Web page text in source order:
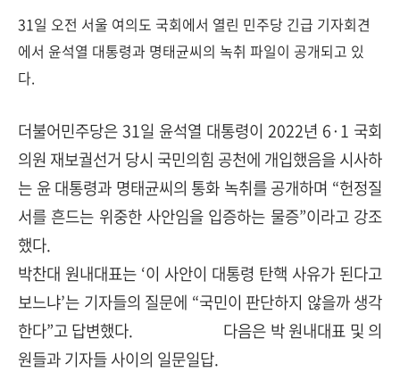
31일 오전 서울 여의도 국회에서 열린 민주당 긴급 기자회견
에서 윤석열 대통령과 명태균씨의 녹취 파일이 공개되고 있
다.
더불어민주당은 31일 윤석열 대통령이 2022년 6·1 국회
의원 재보궐선거 당시 국민의힘 공천에 개입했음을 시사하
는 윤 대통령과 명태균씨의 통화 녹취를 공개하며 “헌정질
서를 흔드는 위중한 사안임을 입증하는 물증”이라고 강조
했다.
박찬대 원내대표는 ‘이 사안이 대통령 탄핵 사유가 된다고
보느냐’는 기자들의 질문에 “국민이 판단하지 않을까 생각
한다”고 답변했다. 다음은 박 원내대표 및 의
원들과 기자들 사이의 일문일답.